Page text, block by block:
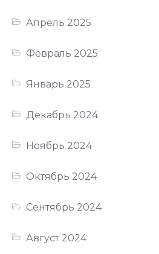
Апрель 2025
Февраль 2025
Январь 2025
Декабрь 2024
Ноябрь 2024
Октябрь 2024
Сентябрь 2024
Август 2024